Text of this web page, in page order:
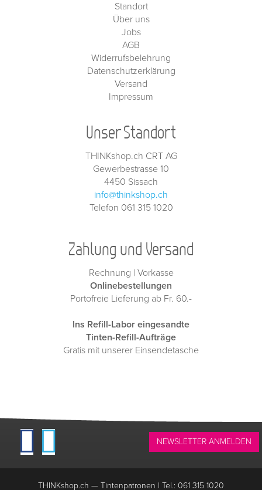
Standort
Über uns
Jobs
AGB
Widerrufsbelehrung
Datenschutzerklärung
Versand
Impressum
Unser Standort
THINKshop.ch CRT AG
Gewerbestrasse 10
4450 Sissach
info@thinkshop.ch
Telefon 061 315 1020
Zahlung und Versand
Rechnung | Vorkasse
Onlinebestellungen
Portofreie Lieferung ab Fr. 60.-
Ins Refill-Labor eingesandte
Tinten-Refill-Aufträge
Gratis mit unserer Einsendetasche
NEWSLETTER ANMELDEN
THINKshop.ch — Tintenpatronen | Tel.: 061 315 1020